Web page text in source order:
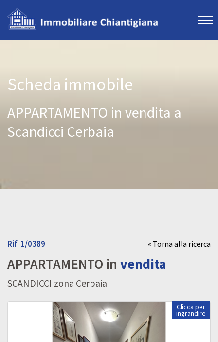
Scheda immobile
APPARTAMENTO in vendita a
Scandicci Cerbaia
« Torna alla ricerca
Rif. 1/0389
APPARTAMENTO in vendita
SCANDICCI zona Cerbaia
Clicca per
ingrandire